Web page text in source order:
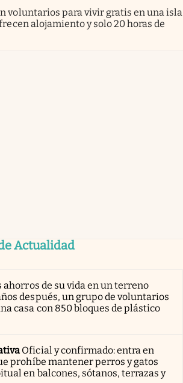
voluntarios para vivir gratis en una isla
alojamiento y solo 20 horas de
Actualidad
ahorros de su vida en un terreno
después, un grupo de voluntarios
casa con 850 bloques de plástico
Oficial y confirmado: entra en
prohíbe mantener perros y gatos
en balcones, sótanos, terrazas y